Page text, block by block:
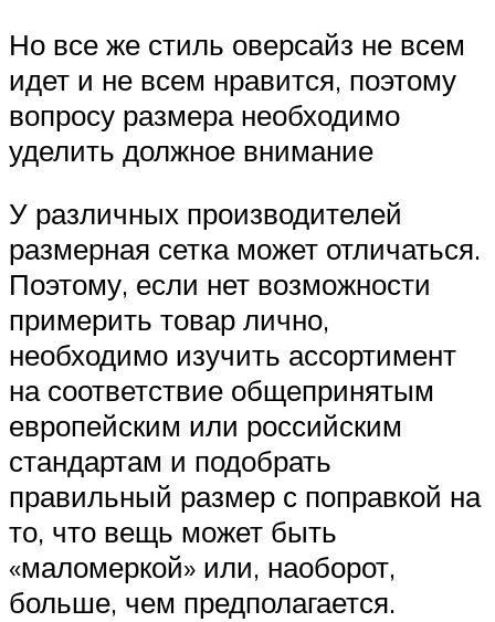
Но все же стиль оверсайз не всем
идет и не всем нравится, поэтому
вопросу размера необходимо
уделить должное внимание
У различных производителей
размерная сетка может отличаться.
Поэтому, если нет возможности
примерить товар лично,
необходимо изучить ассортимент
на соответствие общепринятым
европейским или российским
стандартам и подобрать
правильный размер с поправкой на
то, что вещь может быть
«маломеркой» или, наоборот,
больше, чем предполагается.